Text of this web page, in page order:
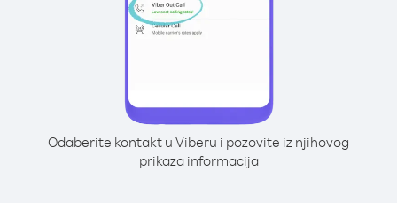
Odaberite kontakt u Viberu i pozovite iz njihovog
prikaza informacija